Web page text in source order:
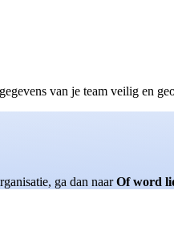
van je team veilig en
ga dan naarOf word